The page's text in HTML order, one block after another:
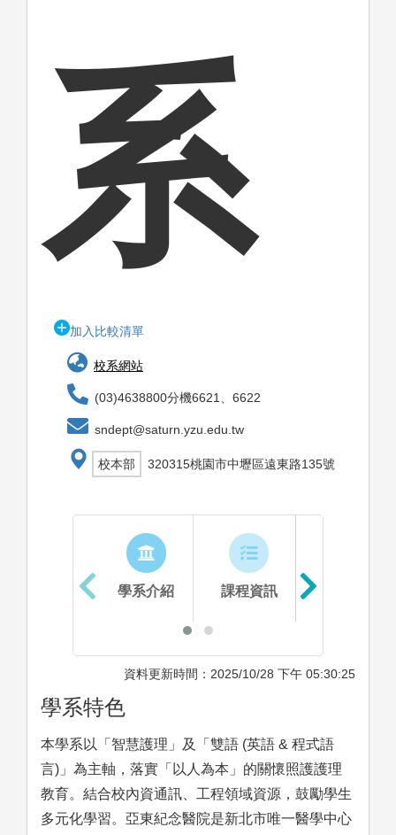
系
加入比較清單
校系網站
(03)4638800分機6621、6622
sndept@saturn.yzu.edu.tw
校本部 320315桃園市中壢區遠東路135號
學系介紹 課程資訊
資料更新時間：2025/10/28 下午 05:30:25
學系特色
本學系以「智慧護理」及「雙語 (英語 & 程式語
言)」為主軸，落實「以人為本」的關懷照護護理
教育。結合校內資通訊、工程領域資源，鼓勵學生
多元化學習。亞東紀念醫院是新北市唯一醫學中心